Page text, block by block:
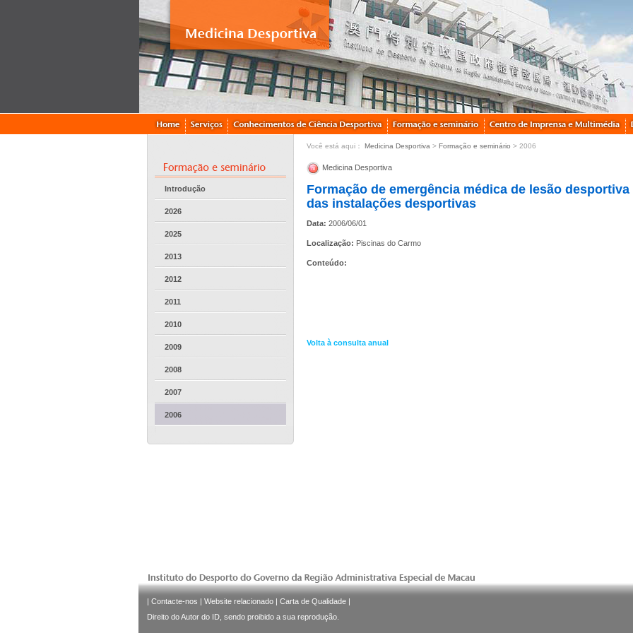
Introdução
2026
2025
2013
2012
2011
2010
2009
2008
2007
2006
Você está aqui： Medicina Desportiva > Formação e seminário > 2006
Medicina Desportiva
Formação de emergência médica de lesão
das instalações desportivas
Data: 2006/06/01
Localização: Piscinas do Carmo
Conteúdo:
Volta à consulta anual
| Contacte-nos | Website relacionado | Carta de Qualidade |
Direito do Autor do ID, sendo proibido a sua reprodução.